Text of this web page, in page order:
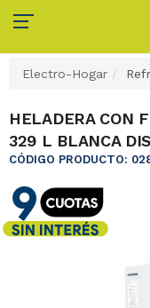
Electro-Hogar
HELADERA CON
329 L BLANCA
CÓDIGO PRODUCTO: